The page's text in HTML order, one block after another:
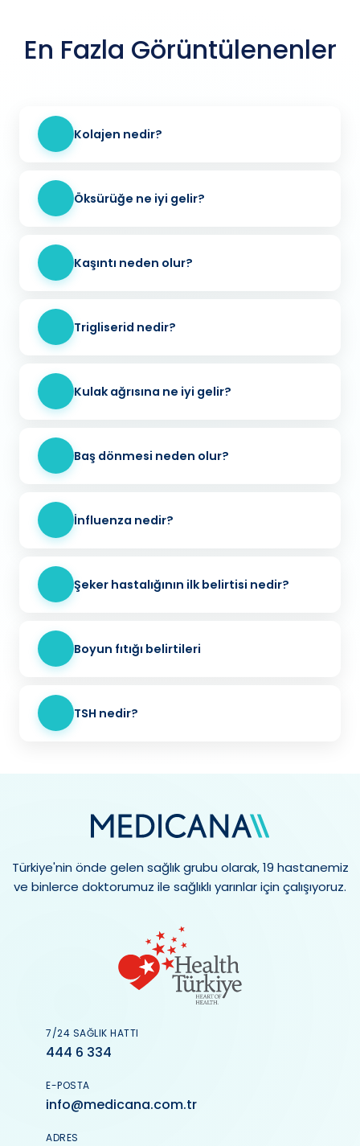
En Fazla Görüntülenenler
Kolajen nedir?
Öksürüğe ne iyi gelir?
Kaşıntı neden olur?
Trigliserid nedir?
Kulak ağrısına ne iyi gelir?
Baş dönmesi neden olur?
İnfluenza nedir?
Şeker hastalığının ilk belirtisi nedir?
Boyun fıtığı belirtileri
TSH nedir?
Türkiye'nin önde gelen sağlık grubu olarak, 19 hastanemiz
ve binlerce doktorumuz ile sağlıklı yarınlar için çalışıyoruz.
7/24 SAĞLIK HATTI
444 6 334
E-POSTA
info@medicana.com.tr
ADRES